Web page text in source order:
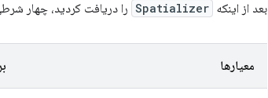
بعد از اینکه Spatializer را دریافت کردید، چهار
معیارها